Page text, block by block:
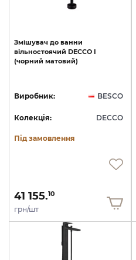
Змішувач до ванни
вільностоячий DECCO I
(чорний матовий)
Виробник: BESCO
Колекція: DECCO
Під замовлення
41 155.10
грн/шт